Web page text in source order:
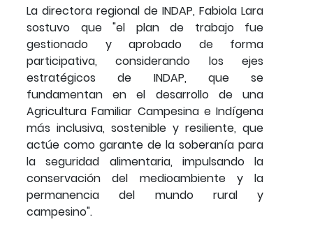
La directora regional de INDAP, Fabiola Lara
sostuvo que "el plan de trabajo fue
gestionado y aprobado de forma
participativa, considerando los ejes
estratégicos de INDAP, que se
fundamentan en el desarrollo de una
Agricultura Familiar Campesina e Indígena
más inclusiva, sostenible y resiliente, que
actúe como garante de la soberanía para
la seguridad alimentaria, impulsando la
conservación del medioambiente y la
permanencia del mundo rural y
campesino".